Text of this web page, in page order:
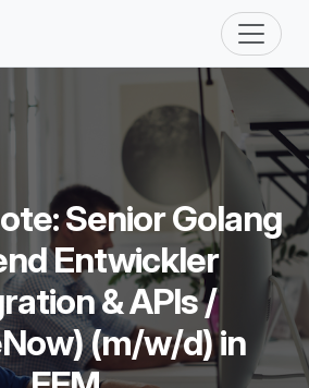
Senior Golang
Entwickler
& APIs /
(m/w/d) in